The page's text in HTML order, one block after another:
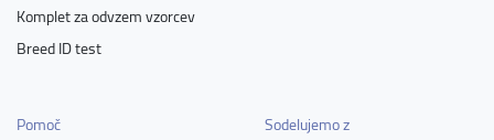
Komplet za odvzem vzorcev
Breed ID test
Pomoč
Sodelujemo z